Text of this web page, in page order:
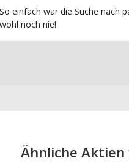
einfach war die Suche nach
noch nie!
Ähnliche